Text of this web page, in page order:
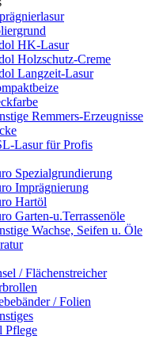
HK-Lasur
Holzschutz-Creme
Langzeit-Lasur
Remmers-Erzeugnisse
Lasur für Profis
Spezialgrundierung
Imprägnierung
Hartöl
Garten-u.Terrassenöle
Wachse, Seifen u. Öle
/ Flächenstreicher
/ Folien
Pflege